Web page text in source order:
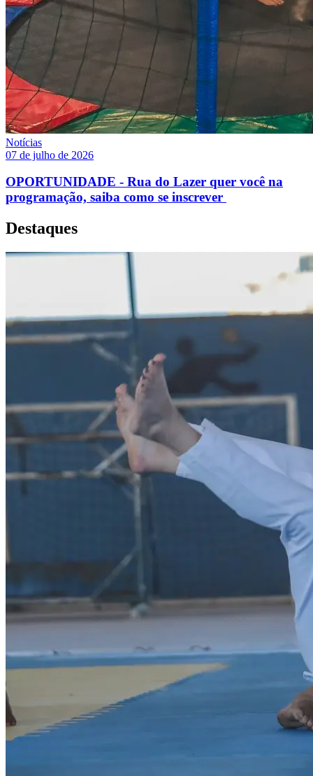
Notícias
07 de julho de 2026
OPORTUNIDADE - Rua do Lazer quer você na
programação, saiba como se inscrever
Destaques